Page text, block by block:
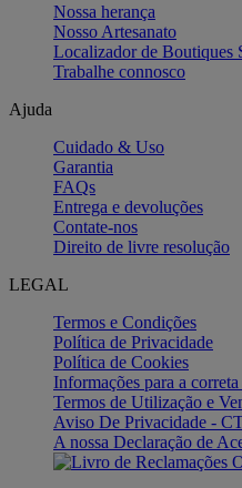
Nossa herança
Nosso Artesanato
Localizador de Boutiques
Trabalhe connosco
Ajuda
Cuidado & Uso
Garantia
FAQs
Entrega e devoluções
Contate-nos
Direito de livre resolução
LEGAL
Termos e Condições
Política de Privacidade
Política de Cookies
Informações para a
Termos de Utilização e
Aviso De Privacidade -
A nossa Declaração de